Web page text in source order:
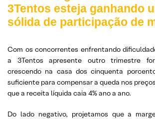
3Tentos esteja ganhando
sólida de participação de
Com os concorrentes enfrentando
a 3Tentos apresente outro trimestre
crescendo na casa dos cinquenta
suficiente para compensar a queda nos
que a receita líquida caia 4% ano a ano.
Do lado negativo, projetamos que a